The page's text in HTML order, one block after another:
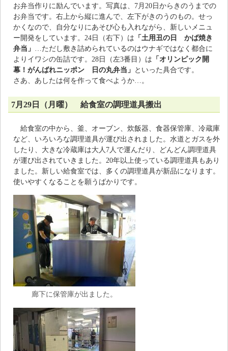
お弁当作りに励んでいます。写真は、7月20日からきのうまでの
お弁当です。右上から縦に進んで、左下がきのうのもの。せっ
かくなので、自分なりにあそび心も入れながら、新しいメニュ
ー開発をしています。24日（右下）は 「土用丑の日 かば焼き
弁当」
…ただし敷き詰められているのはウナギではなく都合に
よりイワシの缶詰です。28日（左3番目）は 「オリンピック開
幕！がんばれニッポン 日の丸弁当」 といった具合です。
さあ、あしたは何を作って食べようか…。
7月29日（月曜） 給食室の調理道具搬出
給食室の中から、釜、オーブン、炊飯器、食器保管庫、冷蔵庫
など、いろいろな調理道具が運び出されました。水道とガスを外
したり、大きな冷蔵庫は大人7人で運んだり、どんどん調理道具
が運び出されていきました。20年以上使っている調理道具もあり
ました。新しい給食室では、多くの調理道具が新品になります。
使いやすくなることを願うばかりです。
廊下に保管庫が出ました。